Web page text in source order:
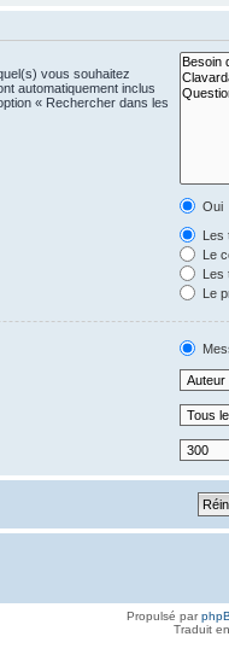
vous souhaitez
automatiquement inclus
« Rechercher dans les
Oui
Les
Le
Les
Le
Propulsé par
Traduit